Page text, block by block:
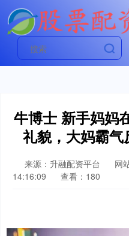
牛博士 新手妈妈
礼貌，大妈霸
来源：升融配资平台 网
14:16:09
查看：180